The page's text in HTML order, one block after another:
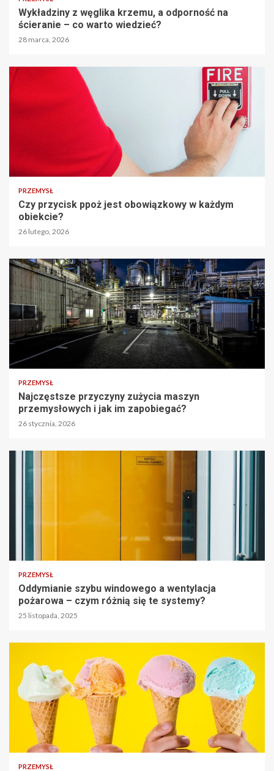
Wykładziny z węglika krzemu, a odporność na
ścieranie – co warto wiedzieć?
28 marca, 2026
PRZEMYSŁ
Czy przycisk ppoż jest obowiązkowy w każdym
obiekcie?
26 lutego, 2026
PRZEMYSŁ
Najczęstsze przyczyny zużycia maszyn
przemysłowych i jak im zapobiegać?
26 stycznia, 2026
PRZEMYSŁ
Oddymianie szybu windowego a wentylacja
pożarowa – czym różnią się te systemy?
25 listopada, 2025
PRZEMYSŁ